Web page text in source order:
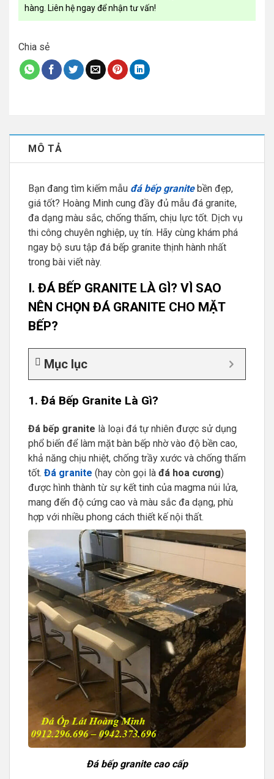
hàng. Liên hệ ngay để nhận tư vấn!
Chia sẻ
MÔ TẢ
Bạn đang tìm kiếm mẫu đá bếp granitebền đẹp,
giá tốt? Hoàng Minh cung đầy đủ mẫu đá granite,
đa dạng màu sắc, chống thấm, chịu lực tốt. Dịch vụ
thi công chuyên nghiệp, uỵ tín. Hãy cùng khám phá
ngay bộ sưu tập đá bếp granite thịnh hành nhất
trong bài viết này.
I. ĐÁ BẾP GRANITE LÀ GÌ? VÌ SAO
NÊN CHỌN ĐÁ GRANITE CHO MẶT
BẾP?
Mục lục
1. Đá Bếp Granite Là Gì?
Đá bếp granite là loại đá tự nhiên được sử dụng
phổ biến để làm mặt bàn bếp nhờ vào độ bền cao,
khả năng chịu nhiệt, chống trầy xước và chống thấm
tốt. Đá granite (hay còn gọi là đá hoa cương)
được hình thành từ sự kết tinh của magma núi lửa,
mang đến độ cứng cao và màu sắc đa dạng, phù
hợp với nhiều phong cách thiết kế nội thất.
Đá bếp granite cao cấp